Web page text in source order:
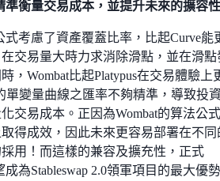
準衡量交易成本，並提升未來的擴容性
式考慮了資產覆蓋比率，比起Curve能
交易量大時力求消除滑點，並在滑點
，Wombat比起Platypus在交易體驗上
單變量曲線之匯率不夠精準，導致投
交易成本。正因為Wombat的算法公
得成效，因此未來更容易部署在不同
用！而這樣的兼容及擴充性，正式
成為Stableswap 2.0領軍項目的最大優